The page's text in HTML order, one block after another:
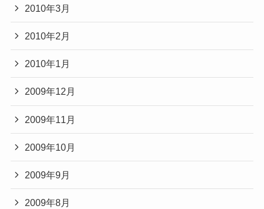
2010年3月
2010年2月
2010年1月
2009年12月
2009年11月
2009年10月
2009年9月
2009年8月